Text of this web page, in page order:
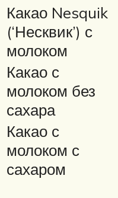
Какао Nesquik
(‘Несквик’) с
молоком
Какао с
молоком без
сахара
Какао с
молоком с
сахаром